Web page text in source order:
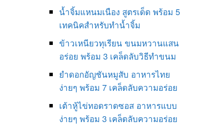
น้ำจิ้มแหนมเนือง สูตรเด็ด พร้อม 5
เทคนิคสำหรับทำน้ำจิ้ม
ข้าวเหนียวทุเรียน ขนมหวานแสน
อร่อย พร้อม 3 เคล็ดลับวิธีทำขนม
ยำดอกอัญชันหมูสับ อาหารไทย
ง่ายๆ พร้อม 7 เคล็ดลับความอร่อย
เต้าหู้ไข่ทอดราดซอส อาหารแบบ
ง่ายๆ พร้อม 3 เคล็ดลับความอร่อย